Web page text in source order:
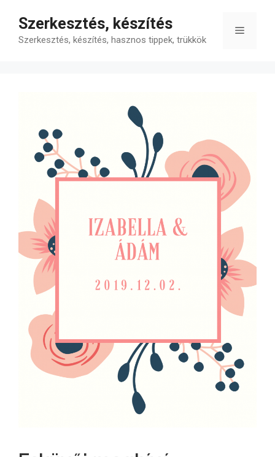
tartalomba
Szerkesztés, készítés
Szerkesztés, készítés, hasznos tippek, trükkök
Menü